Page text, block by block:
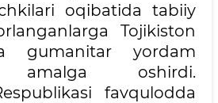
oqibatida tabiiy
Tojikiston
gumanitar yordam
amalga oshirdi.
favqulodda